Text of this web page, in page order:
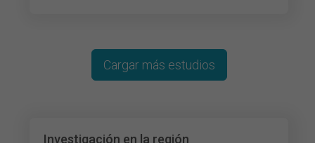
Investigación en la región
Cargar más estudios